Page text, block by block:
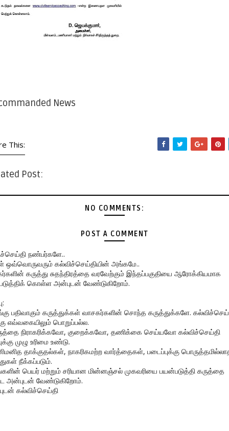
News
This:
Post:
NO COMMENTS:
POST A COMMENT
நண்பர்களே..
ஒவ்வொருவரும் கல்விச்செய்தியின் அங்கமே..
கருத்து சுதந்திரத்தை வரவேற்கும் இந்தப்பகுதியை ஆரோக்கியமாக
கொள்ள அன்புடன் வேண்டுகிறோம்.
பதிவாகும் கருத்துக்கள் வாசகர்களின் சொந்த கருத்துக்களே.
எவ்வகையிலும் பொறுப்பல்ல.
நிராகரிக்கவோ, குறைக்கவோ, தணிக்கை செய்யவோ கல்விச்செய்தி
முழு உரிமை உண்டு.
தாக்குதல்கள், நாகரிகமற்ற வார்த்தைகள், படைப்புக்கு
நீக்கப்படும்.
பெயர் மற்றும் சரியான மின்னஞ்சல் முகவரியை பயன்படுத்தி கருத்தை
அன்புடன் வேண்டுகிறோம்.
கல்விச்செய்தி